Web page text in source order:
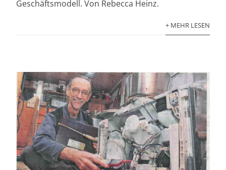
Geschäftsmodell. Von Rebecca Heinz.
+ MEHR LESEN